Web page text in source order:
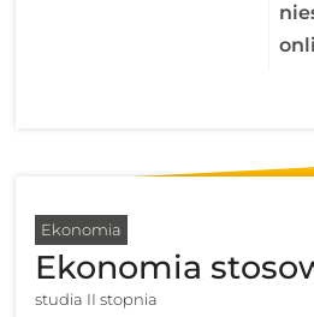
Ekonomia
Ekonomia
studia II stopnia